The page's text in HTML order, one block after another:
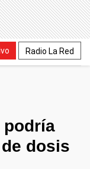
Radio La Red
podría
dosis